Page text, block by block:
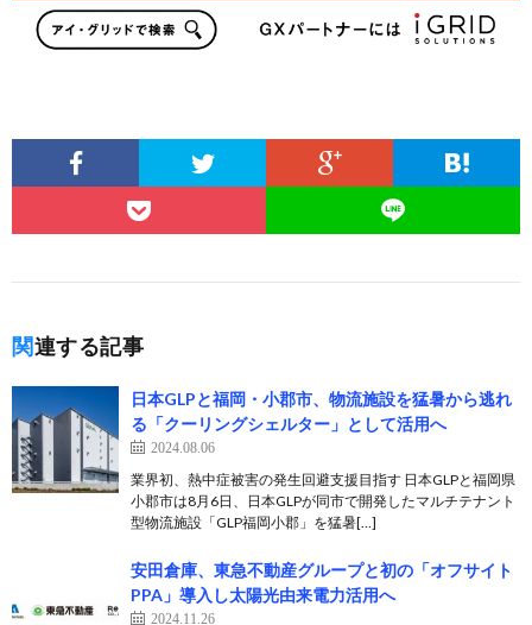
関連する記事
日本GLPと福岡・小郡市、物流施設を猛暑から逃れ
る「クーリングシェルター」として活用へ
2024.08.06
業界初、熱中症被害の発生回避支援目指す 日本GLPと福岡県
小郡市は8月6日、日本GLPが同市で開発したマルチテナント
型物流施設「GLP福岡小郡」を猛暑[…]
安田倉庫、東急不動産グループと初の「オフサイト
PPA」導入し太陽光由来電力活用へ
2024.11.26